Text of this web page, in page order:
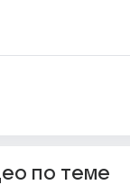
по теме